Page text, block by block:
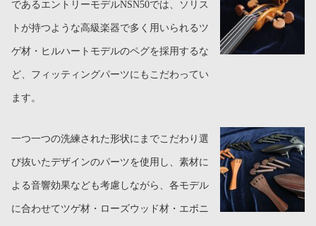
であるエントリーモデルNSN50では、ソリス
トが持つような高級楽器で多く用いられるツ
ゲ材・ヒルハートモデルのペグを採用するな
ど、フィッティングパーツにもこだわってい
ます。
一つ一つの洗練された形状にまでこだわり選
び抜いたデザインのパーツを使用し、素材に
よる音響効果なども考慮しながら、各モデル
に合わせてツゲ材・ローズウッド材・エボニ